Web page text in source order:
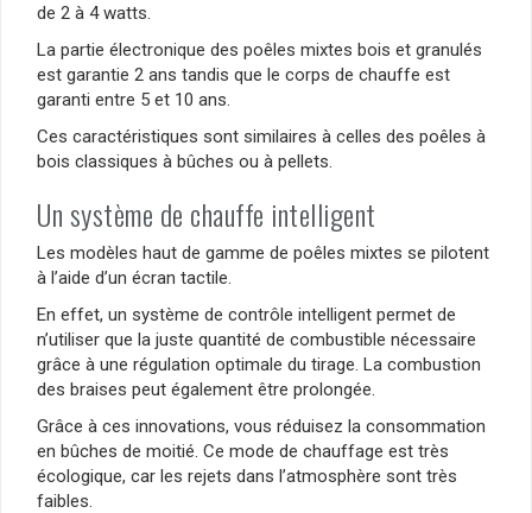
de 2 à 4 watts.
La partie électronique des poêles mixtes bois et granulés
est garantie 2 ans tandis que le corps de chauffe est
garanti entre 5 et 10 ans.
Ces caractéristiques sont similaires à celles des poêles à
bois classiques à bûches ou à pellets.
Un système de chauffe intelligent
Les modèles haut de gamme de poêles mixtes se pilotent
à l’aide d’un écran tactile.
En effet, un système de contrôle intelligent permet de
n’utiliser que la juste quantité de combustible nécessaire
grâce à une régulation optimale du tirage. La combustion
des braises peut également être prolongée.
Grâce à ces innovations, vous réduisez la consommation
en bûches de moitié. Ce mode de chauffage est très
écologique, car les rejets dans l’atmosphère sont très
faibles.